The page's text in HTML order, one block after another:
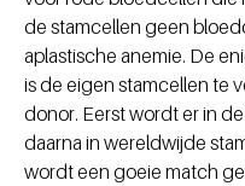
de stamcellen geen
aplastische anemie. De
is de eigen stamcellen te
donor. Eerst wordt er in
daarna in wereldwijde
wordt een goeie match